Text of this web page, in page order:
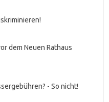
dem Neuen Rathaus
- So nicht!